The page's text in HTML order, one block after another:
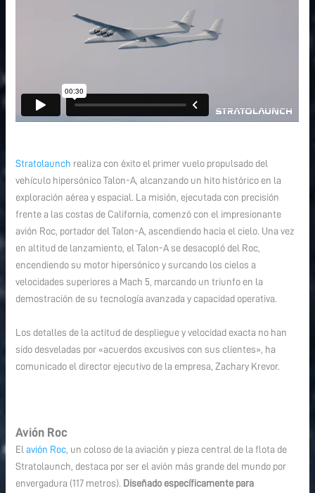
Stratolaunch realiza con éxito el primer vuelo propulsado del
vehículo hipersónico Talon-A, alcanzando un hito histórico en la
exploración aérea y espacial. La misión, ejecutada con precisión
frente a las costas de California, comenzó con el impresionante
avión Roc, portador del Talon-A, ascendiendo hacia el cielo. Una vez
en altitud de lanzamiento, el Talon-A se desacopló del Roc,
encendiendo su motor hipersónico y surcando los cielos a
velocidades superiores a Mach 5, marcando un triunfo en la
demostración de su tecnología avanzada y capacidad operativa.
Los detalles de la actitud de despliegue y velocidad exacta no han
sido desveladas por «acuerdos excusivos con sus clientes», ha
comunicado el director ejecutivo de la empresa, Zachary Krevor.
Avión Roc
Elavión Roc, un coloso de la aviación y pieza central de la flota de
Stratolaunch, destaca por ser el avión más grande del mundo por
envergadura (117 metros). Diseñado específicamente para